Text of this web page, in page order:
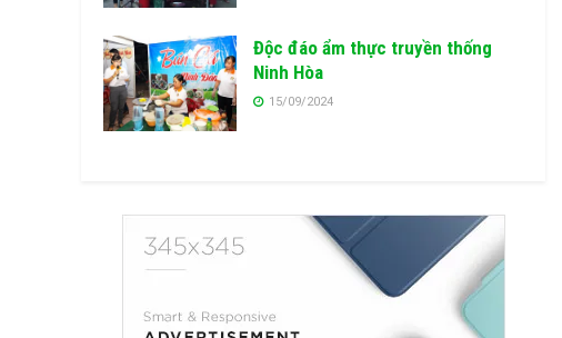
Độc đáo ẩm thực truyền thống
Ninh Hòa
15/09/2024